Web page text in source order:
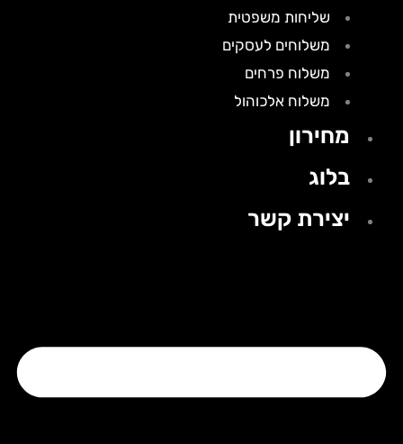
שליחות משפטית
משלוחים לעסקים
משלוח פרחים
משלוח אלכוהול
מחירון
בלוג
יצירת קשר